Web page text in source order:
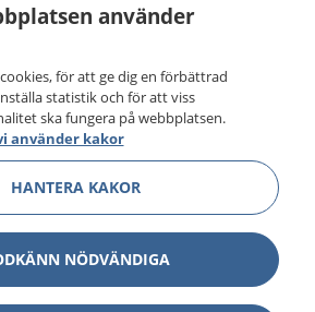
din hälsa och vård
råd om hälsa och information om
mottagningar du kan kontakta.
din journal och göra dina
telefonnummer 1177 för
dygnet runt.
använder
för att ge dig en förbättrad
statistik och för att viss
ska fungera på webbplatsen.
använder kakor
HANTERA KAKOR
NÖDVÄNDIGA